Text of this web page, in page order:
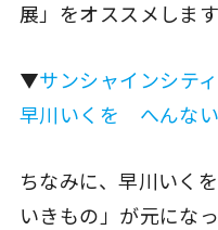
展」をオススメします
▼サンシャインシテ
早川いくを へんな
ちなみに、早川いく
いきもの」が元にな